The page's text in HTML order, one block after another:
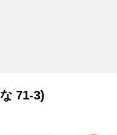
71-3)